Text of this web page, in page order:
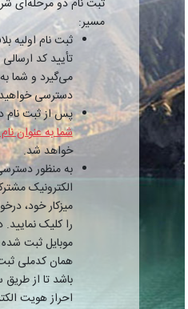
مسیر:
ثبت نام اولیه
تأیید کد
می‌گیرد و شما
دسترسی
پس از ثبت نام
شما به عنوان
خواهد شد.
به منظور
الکترونیک
میزکار خود،
را کلیک
موبایل ثبت
همان کدملی
باشد تا از
احراز هویت